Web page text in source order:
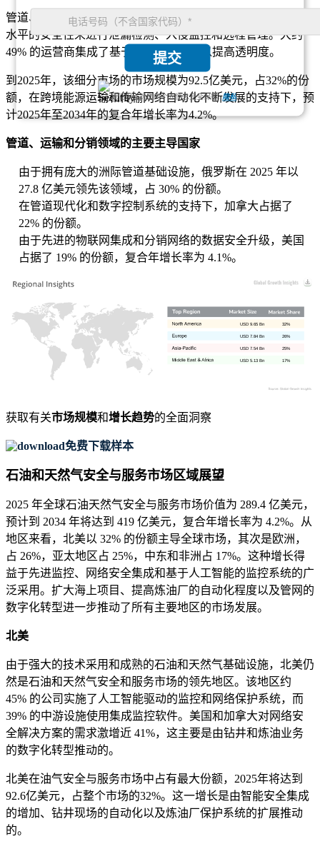
提交
我们保证对您的个人信息完全保密.隐私
管道、运输和分配系统对于连续的燃料流动至关重要，需要高
水平的安全性来进行泄漏检测、入侵监控和远程管理。大约
49% 的运营商集成了基于物联网的跟踪以提高透明度。
到2025年，该细分市场的市场规模为92.5亿美元，占32%的份
额，在跨境能源运输和传输网络自动化不断发展的支持下，预
计2025年至2034年的复合年增长率为4.2%。
管道、运输和分销领域的主要主导国家
由于拥有庞大的洲际管道基础设施，俄罗斯在 2025 年以
27.8 亿美元领先该领域，占 30% 的份额。
在管道现代化和数字控制系统的支持下，加拿大占据了
22% 的份额。
由于先进的物联网集成和分销网络的数据安全升级，美国
占据了 19% 的份额，复合年增长率为 4.1%。
17%
USD 5.13 Bn
25%
USD 7.54 Bn
26%
USD 7.84 Bn
32%
USD 9.65 Bn
获取有关市场规模和增长趋势的全面洞察
免费下载样本
石油和天然气安全与服务市场区域展望
2025 年全球石油天然气安全与服务市场价值为 289.4 亿美元，
预计到 2034 年将达到 419 亿美元，复合年增长率为 4.2%。从
地区来看，北美以 32% 的份额主导全球市场，其次是欧洲，
占 26%，亚太地区占 25%，中东和非洲占 17%。这种增长得
益于先进监控、网络安全集成和基于人工智能的监控系统的广
泛采用。扩大海上项目、提高炼油厂的自动化程度以及管网的
数字化转型进一步推动了所有主要地区的市场发展。
北美
由于强大的技术采用和成熟的石油和天然气基础设施，北美仍
然是石油和天然气安全和服务市场的领先地区。该地区约
45% 的公司实施了人工智能驱动的监控和网络保护系统，而
39% 的中游设施使用集成监控软件。美国和加拿大对网络安
全解决方案的需求激增近 41%，这主要是由钻井和炼油业务
的数字化转型推动的。
北美在油气安全与服务市场中占有最大份额，2025年将达到
92.6亿美元，占整个市场的32%。这一增长是由智能安全集成
的增加、钻井现场的自动化以及炼油厂保护系统的扩展推动
的。